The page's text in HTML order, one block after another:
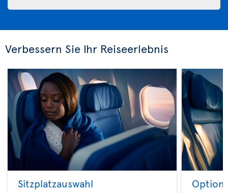
Verbessern Sie Ihr Reiseerlebnis
Sitzplatzauswahl Option